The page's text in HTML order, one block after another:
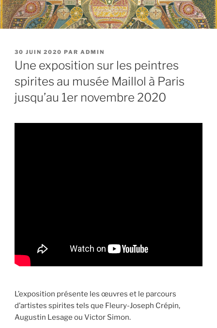
PUBLIÉ
LE
30 JUIN 2020 PAR ADMIN
Une exposition sur les peintres
spirites au musée Maillol à Paris
jusqu’au 1er novembre 2020
L’exposition présente les œuvres et le parcours
d’artistes spirites tels que Fleury-Joseph Crépin,
Augustin Lesage ou Victor Simon.